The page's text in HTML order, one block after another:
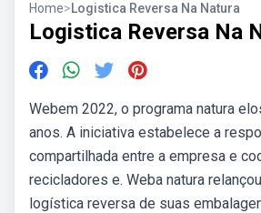
Home>Logistica Reversa Na Natura
Logistica Reversa Na
Webem 2022, o programa natura
anos. A iniciativa estabelece a
compartilhada entre a empresa e
recicladores e. Weba natura
logística reversa de suas